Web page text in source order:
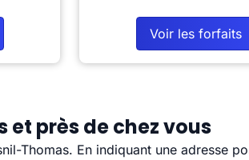
Voir les forfaits
et près de chez vous
Thomas. En indiquant une adresse